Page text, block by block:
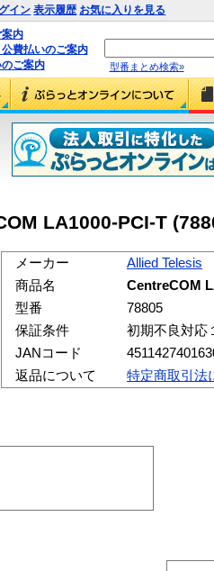
イン 表示履歴 お気に入りを見る
内
費払いのご案内
ご案内
型番まとめ検索»
LA1000-PCI-T
メーカー
Allied Telesis
商品名
CentreCOM
型番
78805
保証条件
初期不良対応
JANコード
返品について
特定商取引法